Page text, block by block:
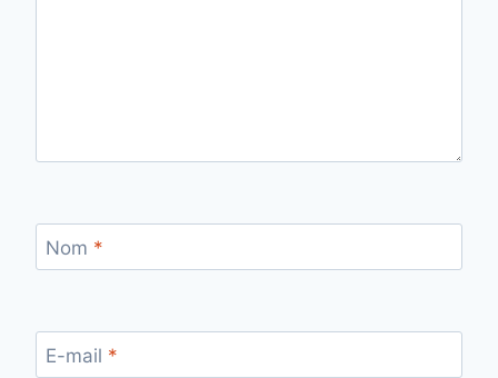
Nom *
E-mail *